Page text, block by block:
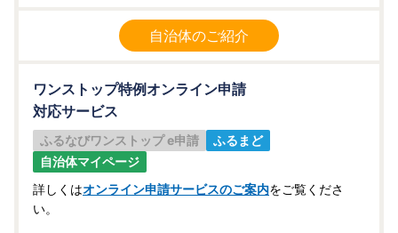
自治体のご紹介
ワンストップ特例オンライン申請
対応サービス
ふるなびワンストップ e申請
ふるまど
自治体マイページ
詳しくはオンライン申請サービスのご案内をご覧くださ
い。